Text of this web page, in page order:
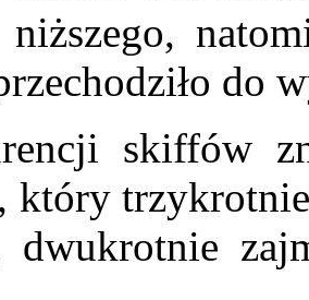
do
skiffów
, który
dwukrotnie